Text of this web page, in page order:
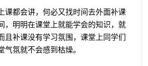
课都会讲，何必又找时间去外面补课
，明明在课堂上就能学会的知识，就
且补课没有学习氛围，课堂上同学们
气氛就不会感到枯燥。